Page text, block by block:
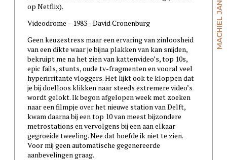
MACHIEL JANSEN
op Netflix).
Videodrome – 1983– David Cronenburg
Geen keuzestress maar een ervaring van zinloosheid
van een dikte waar je bijna plakken van kan snijden,
bekruipt me na het zien van kattenvideo’s, top 10s,
epic fails, stunts, oude tv-fragmenten en vooral veel
hyperirritante vloggers. Het lijkt ook te kloppen dat
je bij doelloos klikken naar steeds extremere video’s
wordt gelokt. Ik begon afgelopen week met zoeken
naar een filmpje over het nieuwe station van Delft,
kwam daarna bij een top 10 van meest bijzondere
metrostations en vervolgens bij een aan elkaar
gegroeide tweeling. Nee dat hoefde ik niet te zien.
Voor mij geen automatische gegenereerde
aanbevelingen graag.